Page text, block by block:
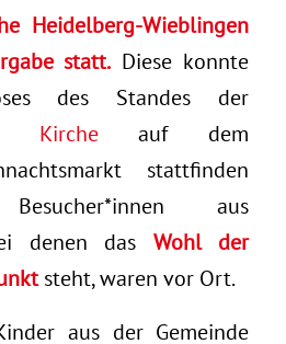
Heidelberg-Wieblingen
statt. Diese konnte
des Standes der
Kircheauf dem
stattfinden
aus
denen das Wohl der
steht, waren vor Ort.
aus der Gemeinde